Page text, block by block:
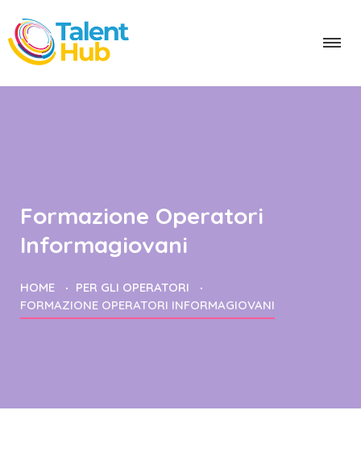
Formazione Operatori
Informagiovani
HOME
PER GLI OPERATORI
FORMAZIONE OPERATORI INFORMAGIOVANI